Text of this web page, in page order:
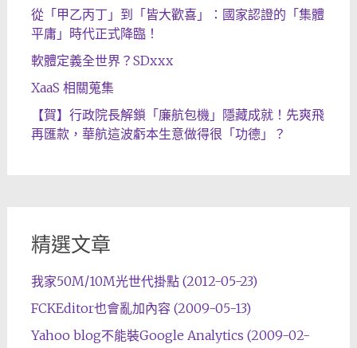
從「甲乙丙丁」到「皆大歡喜」：國家認證的「集體
平庸」時代正式降臨！
軟體定義全世界？SDxxx
XaaS 相關蒐集
【賀】行政院長解鎖「廉航包機」隱藏成就！先爽飛
再匯款，華航這波虧本生意做得很「功德」？
精選文章
我家50M/10M光世代掛點 (2012-05-23)
FCKEditor也會亂加內容 (2009-05-13)
Yahoo blog不能裝Google Analytics (2009-02-